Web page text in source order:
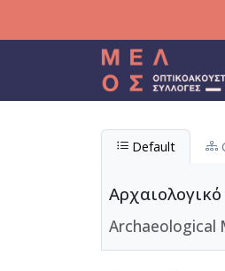
Default
Archaeological